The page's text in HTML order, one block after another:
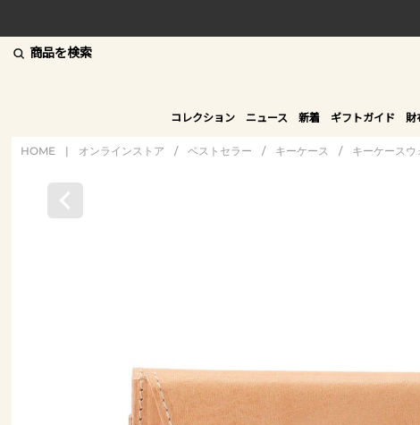
8/
贈
商品を検索
コレクション ニュース 新着 ギフトガイド 財
HOME | オンラインストア / ベストセラー / キーケース / キーケースウ